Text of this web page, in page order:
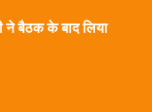
ने बैठक के बाद लिया